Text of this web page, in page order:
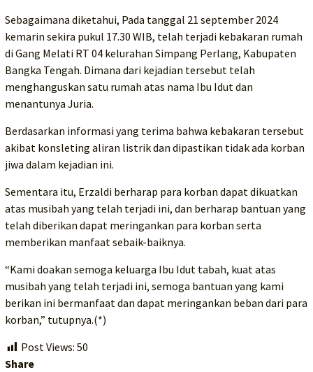
Sebagaimana diketahui, Pada tanggal 21 september 2024
kemarin sekira pukul 17.30 WIB, telah terjadi kebakaran rumah
di Gang Melati RT 04 kelurahan Simpang Perlang, Kabupaten
Bangka Tengah. Dimana dari kejadian tersebut telah
menghanguskan satu rumah atas nama Ibu Idut dan
menantunya Juria.
Berdasarkan informasi yang terima bahwa kebakaran tersebut
akibat konsleting aliran listrik dan dipastikan tidak ada korban
jiwa dalam kejadian ini.
Sementara itu, Erzaldi berharap para korban dapat dikuatkan
atas musibah yang telah terjadi ini, dan berharap bantuan yang
telah diberikan dapat meringankan para korban serta
memberikan manfaat sebaik-baiknya.
“Kami doakan semoga keluarga Ibu Idut tabah, kuat atas
musibah yang telah terjadi ini, semoga bantuan yang kami
berikan ini bermanfaat dan dapat meringankan beban dari para
korban,” tutupnya.(*)
Post Views: 50
Share